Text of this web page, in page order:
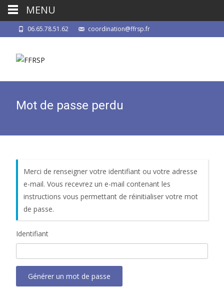
06.65.78.51.62 coordination@ffrsp.fr
Mot de passe perdu
Merci de renseigner votre identifiant ou votre adresse
e-mail. Vous recevrez un e-mail contenant les
instructions vous permettant de réinitialiser votre mot
de passe.
Identifiant
Générer un mot de passe
MENU